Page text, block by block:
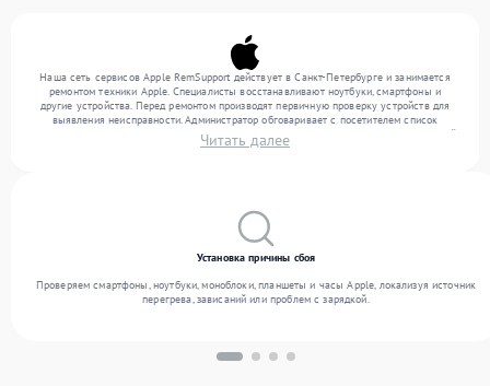
Наша сеть сервисов Apple RemSupport действует в Санкт-Петербурге и занимается
ремонтом техники Apple. Специалисты восстанавливают ноутбуки, смартфоны и
другие устройства. Перед ремонтом производят первичную проверку устройств для
выявления неисправности. Администратор обговаривает с посетителем список
нужных услуг и цену. Только потом техники осуществляют восстановление с заменой
запчастей по необходимости. По окончании работ их качество подтверждается
Читать далее
Установка причины сбоя
Проверяем смартфоны, ноутбуки, моноблоки, планшеты и часы Apple, локализуя источник
перегрева, зависаний или проблем с зарядкой.